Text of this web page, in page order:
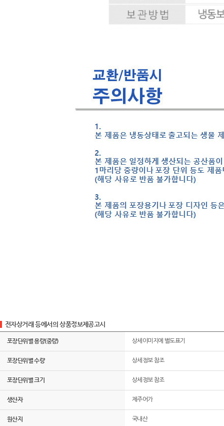
전자상거래 등에서의 상품정보제공고시
포장단위별 용량(중량) 상세이미지에 별도표기
포장단위별 수량 상세정보 참조
포장단위별 크기 상세정보 참조
생산자 제주어가
원산지 국내산